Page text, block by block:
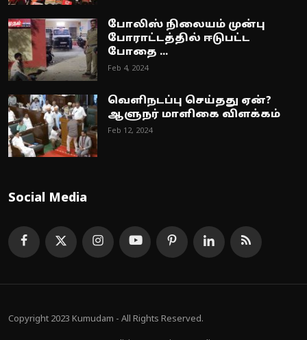
போலிஸ் நிலையம் முன்பு
போராட்டத்தில் ஈடுபட்ட
போதை ...
Feb 4, 2024
வெளிநடப்பு செய்தது ஏன்?
ஆளுநர் மாளிகை விளக்கம்
Feb 12, 2024
Social Media
Copyright 2023 Kumudam - All Rights Reserved.